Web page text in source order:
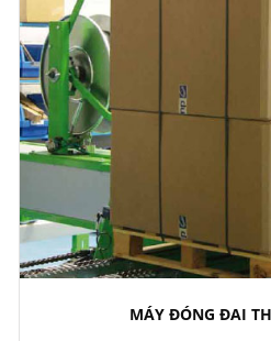
MÁY ĐÓNG ĐAI